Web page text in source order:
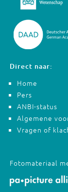
Direct naar:
Home
Pers
ANBI-status
Algemene
Vragen of
Fotomateriaal